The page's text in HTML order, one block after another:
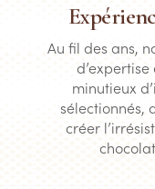
Au fil des ans,
minutieux
sélectionnés,
créer